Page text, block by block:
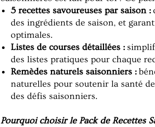
5 recettes savoureuses par saison :
des ingrédients de saison, et
optimales.
Listes de courses détaillées :
des listes pratiques pour chaque
Remèdes naturels saisonniers :
naturelles pour soutenir la santé
des défis saisonniers.
Pourquoi choisir le Pack de Recettes